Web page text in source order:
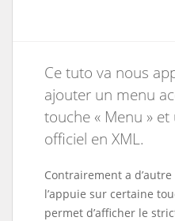
Ce tuto va nous
ajouter un menu
touche « Menu »
officiel en XML.
Contrairement a
l’appuie sur certaine
permet d’afficher le